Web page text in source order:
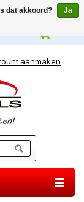
aanmaken
dat akkoord?
Ja